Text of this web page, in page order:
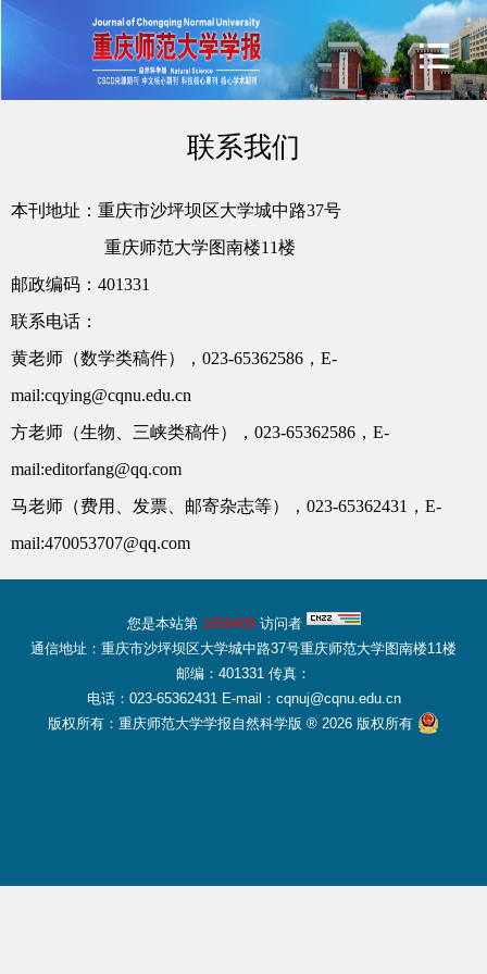
联系我们
本刊地址：重庆市沙坪坝区大学城中路37号
重庆师范大学图南楼11楼
邮政编码： 401331
联系电话：
黄老师（数学类稿件）， 023-65362586 ， E-
mail:cqying@cqnu.edu.cn
方老师（生物、三峡类稿件）， 023-65362586 ， E-
mail:editorfang@qq.com
马老师（费用、发票、邮寄杂志等）， 023-65362431 ， E-
mail:470053707@qq.com
您是本站第 1656409访问者
通信地址：重庆市沙坪坝区大学城中路37号重庆师范大学图南楼11楼
邮编：401331 传真：
电话：023-65362431 E-mail：cqnuj@cqnu.edu.cn
版权所有：重庆师范大学学报自然科学版 ® 2026 版权所有